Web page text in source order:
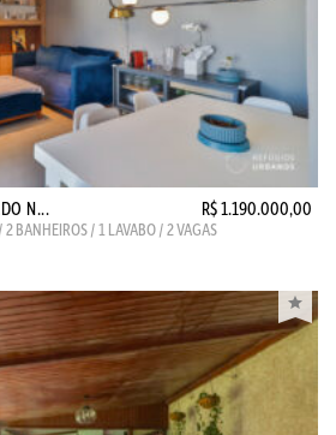
N... R$ 1.190.000,00
BANHEIROS / 1 LAVABO / 2 VAGAS